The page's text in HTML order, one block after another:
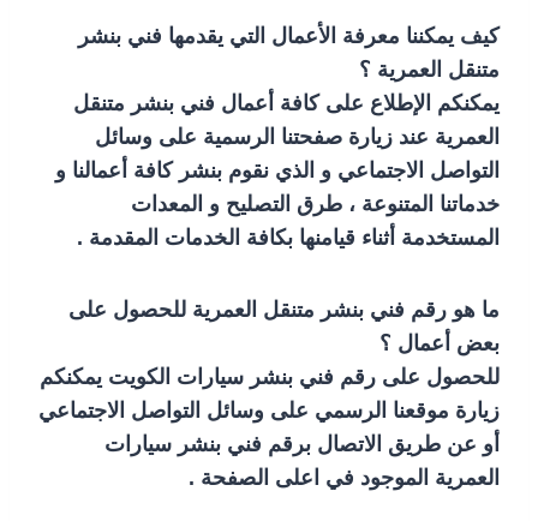
كيف يمكننا معرفة الأعمال التي يقدمها فني بنشر
متنقل العمرية ؟
يمكنكم الإطلاع على كافة أعمال فني بنشر متنقل
العمرية عند زيارة صفحتنا الرسمية على وسائل
التواصل الاجتماعي و الذي نقوم بنشر كافة أعمالنا و
خدماتنا المتنوعة ، طرق التصليح و المعدات
المستخدمة أثناء قيامنها بكافة الخدمات المقدمة .
ما هو رقم فني بنشر متنقل العمرية للحصول على
بعض أعمال ؟
للحصول على رقم فني بنشر سيارات الكويت يمكنكم
زيارة موقعنا الرسمي على وسائل التواصل الاجتماعي
أو عن طريق الاتصال برقم فني بنشر سيارات
العمرية الموجود في اعلى الصفحة .